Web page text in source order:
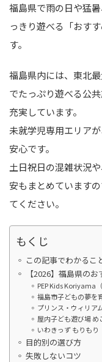
福島県で雨の日や猛
っきり遊べる「おす
す。
福島県内には、東北
でたっぷり遊べる公
充実しています。
未就学児専用エリア
安心です。
土日祝日の混雑状況
安もまとめています
てください。
もくじ
この記事でわかるこ
【2026】福島県の
PEP Kids Koriyama（
福島市子どもの夢を
プリンス・ウィリア
屋内子ども遊び場 め
いわきっず もりもり
目的別の選び方
失敗しないコツ